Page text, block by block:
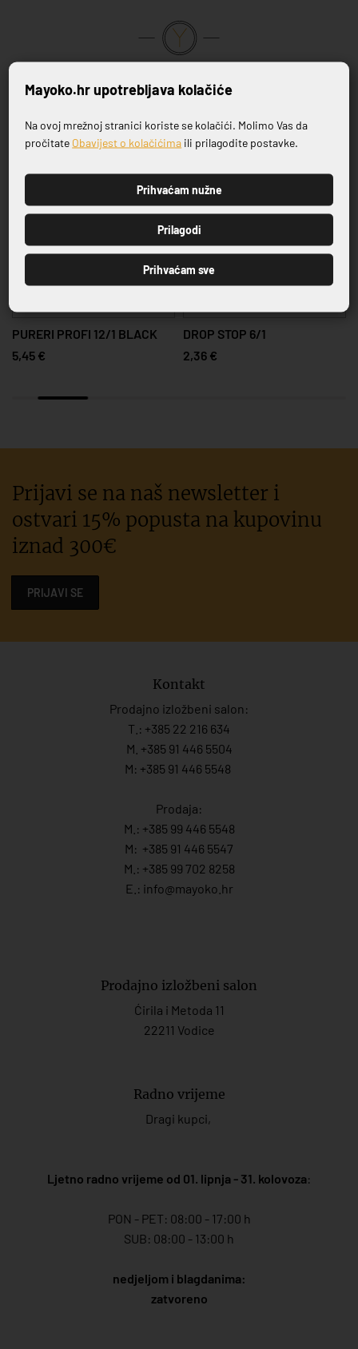
Povezani proizvodi
PURERI PROFI 12/1 BLACK
5,45 €
DROP STOP 6/1
2,36 €
Prijavi se na naš newsletter i
ostvari 15% popusta na kupovinu
iznad 300€
PRIJAVI SE
Kontakt
Prodajno izložbeni salon:
T.: +385 22 216 634
M. +385 91 446 5504
M: +385 91 446 5548
Prodaja:
M.: +385 99 446 5548
M: +385 91 446 5547
M.: +385 99 702 8258
E.: info@mayoko. hr
Prodajno izložbeni salon
Ćirila i Metoda 11
22211 Vodice
Radno vrijeme
Dragi kupci,
Ljetno radno vrijeme od 01. lipnja - 31. kolovoza:
PON - PET: 08:00 - 17:00 h
SUB: 08:00 - 13:00 h
nedjeljom i blagdanima:
zatvoreno
Prijavite se na naš newsletter
PRIJAVI SE
Mayoko.hr upotrebljava kolačiće
Na ovoj mrežnoj stranici koriste se kolačići. Molimo Vas da
pročitate Obavijest o kolačićima ili prilagodite postavke.
Prihvaćam nužne
Prilagodi
Prihvaćam sve